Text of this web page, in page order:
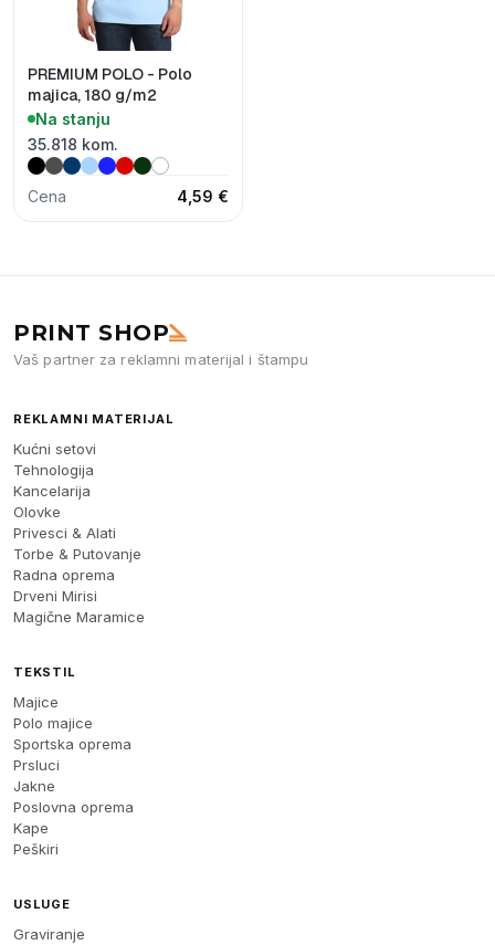
PREMIUM POLO - Polo
majica, 180 g/m2
Na stanju
35.818 kom.
Cena 4,59 €
PRINT SHOP
Vaš partner za reklamni materijal i štampu
REKLAMNI MATERIJAL
Kućni setovi
Tehnologija
Kancelarija
Olovke
Privesci & Alati
Torbe & Putovanje
Radna oprema
Drveni Mirisi
Magične Maramice
TEKSTIL
Majice
Polo majice
Sportska oprema
Prsluci
Jakne
Poslovna oprema
Kape
Peškiri
USLUGE
Graviranje